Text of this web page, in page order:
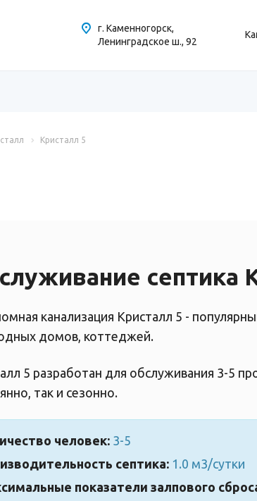
г. Каменногорск,
Ленинградское ш., 92
Кристалл 5
септика
канализация Кристалл 5 -
домов, коттеджей.
5 разработан для обслуживания 3-5
так и сезонно.
человек: 3-5
септика: 1.0 м3/сутки
показатели залпового